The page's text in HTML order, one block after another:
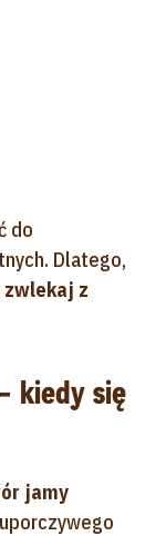
do
Dlatego,
zwlekaj z
kiedy się
jamy